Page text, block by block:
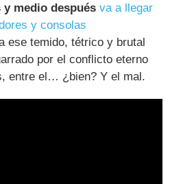
y medio después va a llegar
y consolas
ese temido, tétrico y brutal
por el conflicto eterno
entre el… ¿bien? Y el mal.